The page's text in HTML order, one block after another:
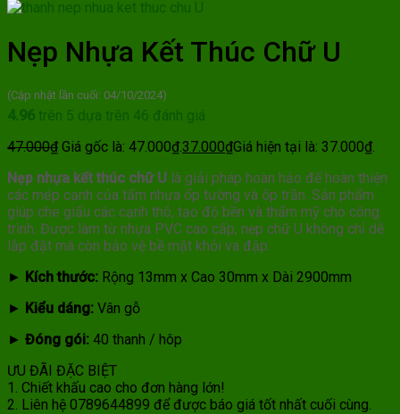
Nẹp Nhựa Kết Thúc Chữ U
(Cập nhật lần cuối: 04/10/2024)
4.96 trên 5 dựa trên 46 đánh giá
47.000₫ Giá gốc là: 47.000₫.37.000₫Giá hiện tại là: 37.000₫.
Nẹp nhựa kết thúc chữ U là giải pháp hoàn hảo để hoàn thiện
các mép cạnh của tấm nhựa ốp tường và ốp trần. Sản phẩm
giúp che giấu các cạnh thô, tạo độ bền và thẩm mỹ cho công
trình. Được làm từ nhựa PVC cao cấp, nẹp chữ U không chỉ dễ
lắp đặt mà còn bảo vệ bề mặt khỏi va đập.
► Kích thước: Rộng 13mm x Cao 30mm x Dài 2900mm
► Kiểu dáng: Vân gỗ
► Đóng gói: 40 thanh / hôp
ƯU ĐÃI ĐẶC BIỆT
1. Chiết khấu cao cho đơn hàng lớn!
2. Liên hệ 0789644899 để được báo giá tốt nhất cuối cùng.